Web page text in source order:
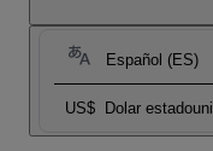
Español (ES)
US$ Dolar